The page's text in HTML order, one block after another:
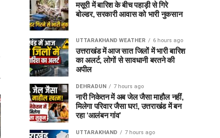
मसूरी में बारिश के बीच पहाड़ी से गिरे
बोल्डर, सरकारी आवास को भारी नुकसान
UTTARAKHAND WEATHER 6 hours ago
उत्तराखंड में आज सात जिलों में भारी बारिश
का अलर्ट, लोगों से सावधानी बरतने की
अपील
DEHRADUN 7 hours ago
नारी निकेतन में अब जेल जैसा माहौल नहीं,
मिलेगा परिवार जैसा घर!, उत्तराखंड में बन
रहा ‘आलंबन गांव’
UTTARAKHAND 7 hours ago